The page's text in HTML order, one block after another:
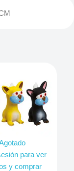
para ver
y comprar